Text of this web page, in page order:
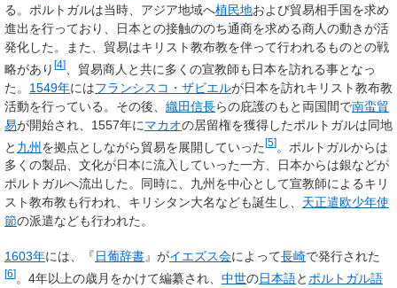
る。ポルトガルは当時、アジア地域へ植民地および貿易相手国を求め
進出を行っており、日本との接触ののち通商を求める商人の動きが活
発化した。また、貿易はキリスト教布教を伴って行われるものとの戦
略があり [4]
、貿易商人と共に多くの宣教師も日本を訪れる事となっ
た。 1549年にはフランシスコ・ザビエルが日本を訪れキリスト教布教
活動を行っている。その後、 織田信長らの庇護のもと両国間で南蛮貿
易が開始され、1557年にマカオの居留権を獲得したポルトガルは同地
と 九州を拠点としながら貿易を展開していった[5]。ポルトガルからは
多くの製品、文化が日本に流入していった一方、日本からは銀などが
ポルトガルへ流出した。同時に、九州を中心として宣教師によるキリ
スト教布教も行われ、キリシタン大名なども誕生し、 天正遣欧少年使
節の派遣なども行われた。
1603年には、『日葡辞書』がイエズス会によって長崎で発行された
[6] 。4年以上の歳月をかけて編纂され、 中世の日本語と ポルトガル語